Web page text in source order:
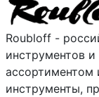
Roubloff -
инструментов
ассортиментом
инструменты,